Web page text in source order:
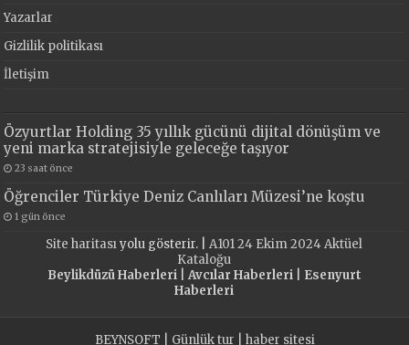
Yazarlar
Gizlilik politikası
İletişim
Özyurtlar Holding 35 yıllık gücünü dijital dönüşüm ve
yeni marka stratejisiyle geleceğe taşıyor
23 saat önce
Öğrenciler Türkiye Deniz Canlıları Müzesi’ne koştu
1 gün önce
Site haritasıyolu gösterir. |A101 24 Ekim 2024 Aktüel
Kataloğu
Beylikdüzü Haberleri| Avcılar Haberleri| Esenyurt
Haberleri
BEYNSOFT Günlük tur haber sitesi